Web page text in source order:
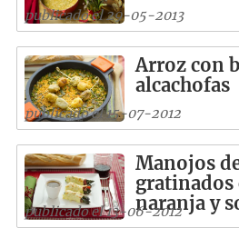
publicado el 29-05-2013
Arroz con
alcachofas
publicado el 15-07-2012
Manojos
gratinados
naranja y
publicado el 13-06-2012